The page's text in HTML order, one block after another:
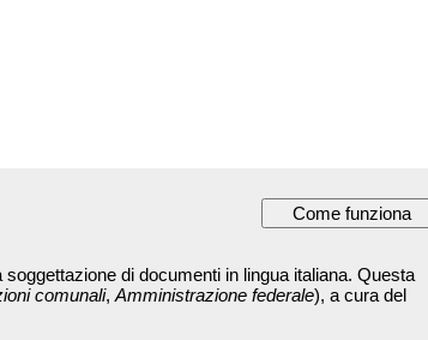
di documenti in lingua italiana. Questa
comunali, Amministrazione federale), a cura del